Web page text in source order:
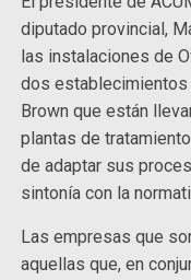
diputado provincial,
las instalaciones de
dos establecimientos
Brown que están
plantas de
de adaptar sus
sintonía con la
Las empresas que
aquellas que, en